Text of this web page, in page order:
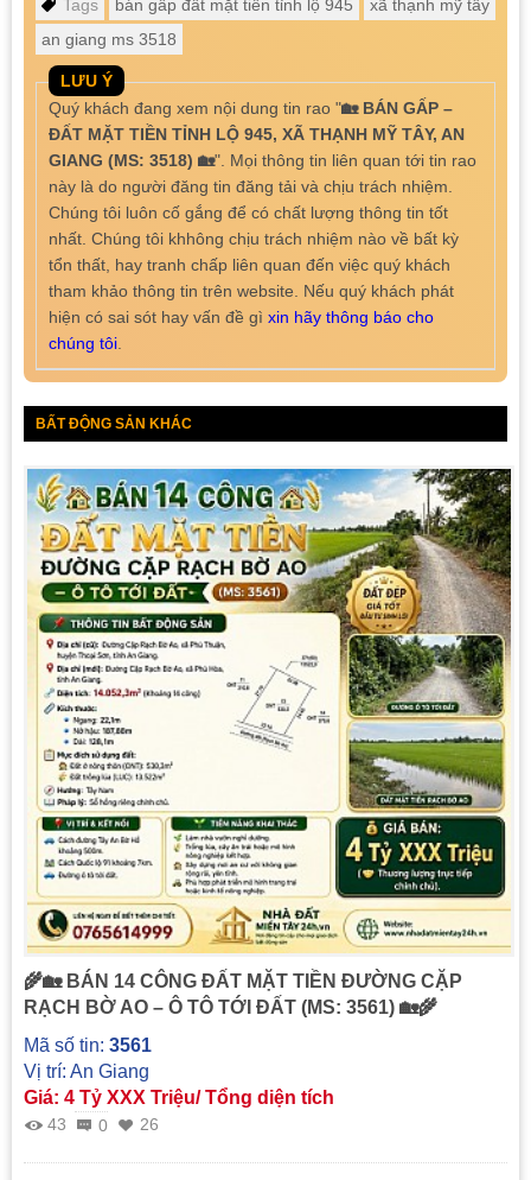
Tags bán gấp đất mặt tiền tỉnh lộ 945
xã thạnh mỹ tây
an giang ms 3518
LƯU Ý
Quý khách đang xem nội dung tin rao "🏡 BÁN GẤP –
ĐẤT MẶT TIỀN TỈNH LỘ 945, XÃ THẠNH MỸ TÂY, AN
GIANG (MS: 3518) 🏡". Mọi thông tin liên quan tới tin rao
này là do người đăng tin đăng tải và chịu trách nhiệm.
Chúng tôi luôn cố gắng để có chất lượng thông tin tốt
nhất. Chúng tôi khhông chịu trách nhiệm nào về bất kỳ
tổn thất, hay tranh chấp liên quan đến việc quý khách
tham khảo thông tin trên website. Nếu quý khách phát
hiện có sai sót hay vấn đề gì xin hãy thông báo cho
chúng tôi
BẤT ĐỘNG SẢN KHÁC
🌾🏡 BÁN 14 CÔNG ĐẤT MẶT TIỀN ĐƯỜNG CẶP
RẠCH BỜ AO – Ô TÔ TỚI ĐẤT (MS: 3561) 🏡🌾
Mã số tin: 3561
Vị trí: An Giang
Giá: 4 Tỷ XXX Triệu/ Tổng diện tích
43 0 26